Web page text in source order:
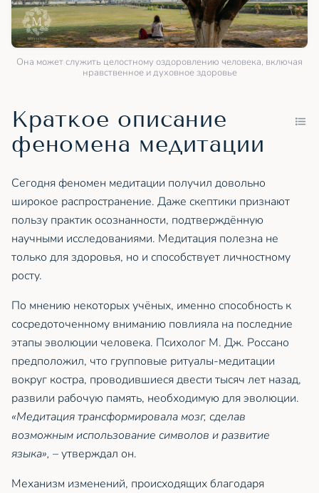
Она может служить целостному оздоровлению человека, включая
нравственное и духовное здоровье
Краткое описание
феномена медитации
Сегодня феномен медитации получил довольно
широкое распространение. Даже скептики признают
пользу практик осознанности, подтверждённую
научными исследованиями. Медитация полезна не
только для здоровья, но и способствует личностному
росту.
По мнению некоторых учёных, именно способность к
сосредоточенному вниманию повлияла на последние
этапы эволюции человека. Психолог М. Дж. Россано
предположил, что групповые ритуалы-медитации
вокруг костра, проводившиеся двести тысяч лет назад,
развили рабочую память, необходимую для эволюции.
«Медитация трансформировала мозг, сделав
возможным использование символов и развитие
языка», – утверждал он.
Механизм изменений, происходящих благодаря